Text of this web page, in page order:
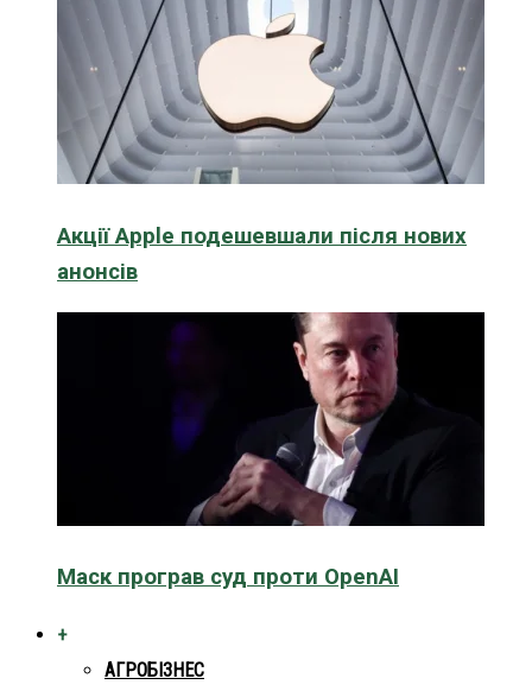
Акції Apple подешевшали після нових
анонсів
Маск програв суд проти OpenAI
+
АГРОБІЗНЕС